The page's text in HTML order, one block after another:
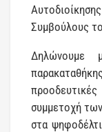
Συμβούλους
Δηλώνουμε
συμμετοχή
στα